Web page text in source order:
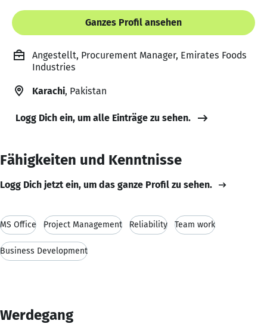
Ganzes Profil ansehen
Angestellt, Procurement Manager, Emirates Foods
Industries
Karachi, Pakistan
Logg Dich ein, um alle Einträge zu sehen.
Fähigkeiten und Kenntnisse
Logg Dich jetzt ein, um das ganze Profil zu sehen.
MS Office Project Management Reliability Team work
Business Development
Werdegang